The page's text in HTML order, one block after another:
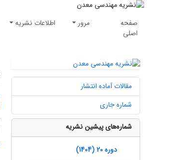
صفحه
اصلی
مرور اطلاعات نشریه
مقالات آماده انتشار
شماره جاری
شماره‌های پیشین نشریه
دوره 20 (1404)